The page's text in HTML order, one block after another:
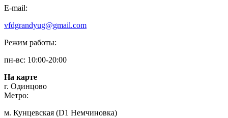
E-mail:
vfdgrandyug@gmail.com
Режим работы:
пн-вс: 10:00-20:00
На карте
г. Одинцово
Метро:
м. Кунцевская (D1 Немчиновка)